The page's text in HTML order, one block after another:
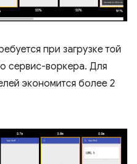
при загрузке той
сервис-воркера. Для
экономится более 2